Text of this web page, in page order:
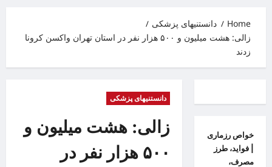
Home
دانستنیهای پزشکی
زالی: هشت میلیون و ۵۰۰ هزار نفر در استان تهران واکسن کرونا
زدند
دانستنیهای پزشکی
زالی: هشت میلیون و
۵۰۰ هزار نفر در
خواص رزماری
| فواید، طرز
مصرف،